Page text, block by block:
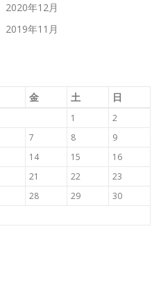
2020年12月
2019年11月
金 土 日
1
2
7 8
9
14 15
16
21 22
23
28 29
30